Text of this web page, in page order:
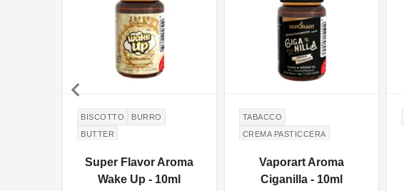
BISCOTTO
BURRO
BUTTER
Super Flavor Aroma
Wake Up - 10ml
TABACCO
CREMA PASTICCERA
Vaporart Aroma
Ciganilla - 10ml
